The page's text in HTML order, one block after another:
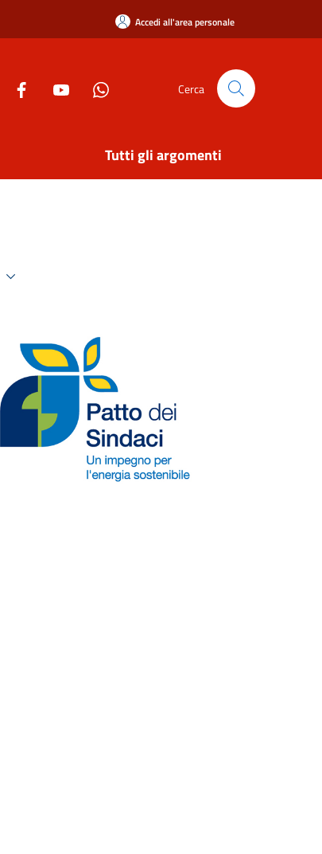
Accedi all'area personale
Cerca
Tutti gli argomenti